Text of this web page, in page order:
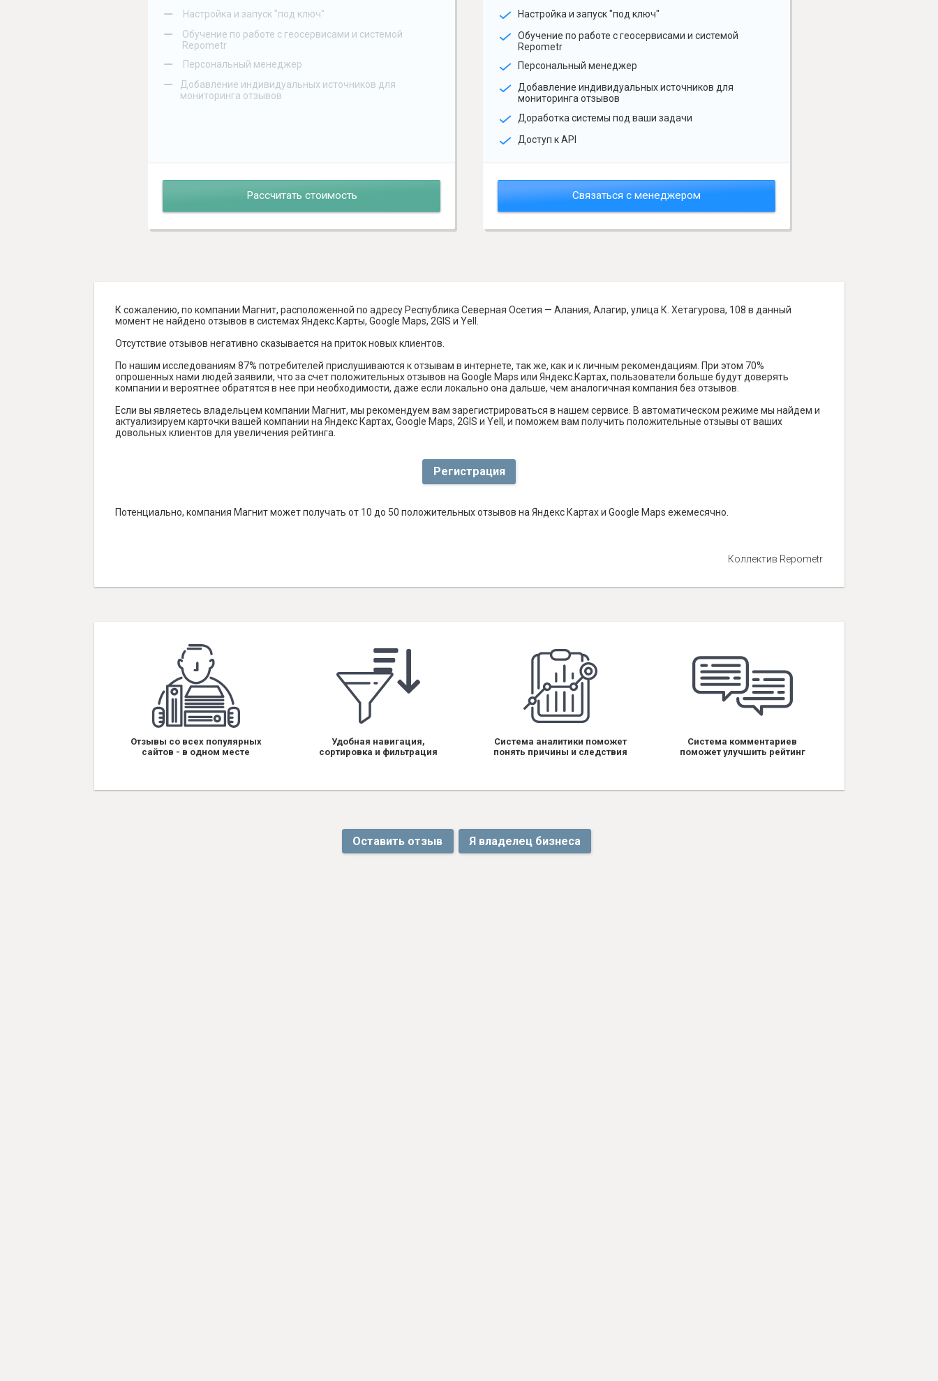
– Настройка и запуск "под ключ"
–
Обучение по работе с геосервисами и системой
Repometr
– Персональный менеджер
–
Добавление индивидуальных источников для
мониторинга отзывов
Рассчитать стоимость
Настройка и запуск "под ключ"
Обучение по работе с геосервисами и системой
Repometr
Персональный менеджер
Добавление индивидуальных источников для
мониторинга отзывов
Доработка системы под ваши задачи
Доступ к API
Связаться с менеджером
К сожалению, по компании Магнит, расположенной по адресу Республика Северная Осетия — Алания, Алагир, улица К. Хетагурова, 108 в данный
момент не найдено отзывов в системах Яндекс.Карты, Google Maps, 2GIS и Yell.
Отсутствие отзывов негативно сказывается на приток новых клиентов.
По нашим исследованиям 87% потребителей прислушиваются к отзывам в интернете, так же, как и к личным рекомендациям. При этом 70%
опрошенных нами людей заявили, что за счет положительных отзывов на Google Maps или Яндекс.Картах, пользователи больше будут доверять
компании и вероятнее обратятся в нее при необходимости, даже если локально она дальше, чем аналогичная компания без отзывов.
Если вы являетесь владельцем компании Магнит, мы рекомендуем вам зарегистрироваться в нашем сервисе. В автоматическом режиме мы найдем и
актуализируем карточки вашей компании на Яндекс Картах, Google Maps, 2GIS и Yell, и поможем вам получить положительные отзывы от ваших
довольных клиентов для увеличения рейтинга.
Регистрация
Потенциально, компания Магнит может получать от 10 до 50 положительных отзывов на Яндекс Картах и Google Maps ежемесячно.
Коллектив Repometr
Отзывы со всех популярных
сайтов - в одном месте
Удобная навигация,
сортировка и фильтрация
Система аналитики поможет
понять причины и следствия
Система комментариев
поможет улучшить рейтинг
Оставить отзыв Я владелец бизнеса